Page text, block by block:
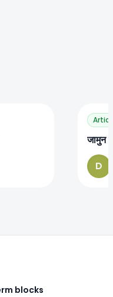
जामुन
D
blocks